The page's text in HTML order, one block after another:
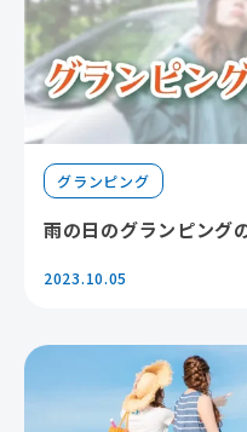
グランピング
雨の日のグランピング
2023.10.05